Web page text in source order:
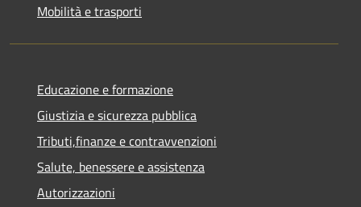
Mobilità e trasporti
Educazione e formazione
Giustizia e sicurezza pubblica
Tributi,finanze e contravvenzioni
Salute, benessere e assistenza
Autorizzazioni